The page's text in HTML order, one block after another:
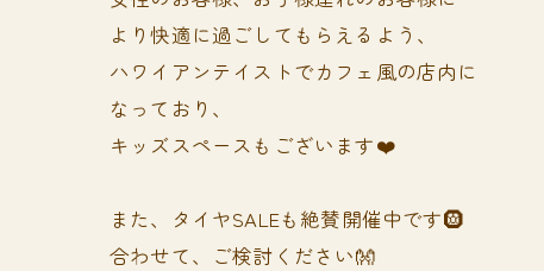
より快適に過ごしてもらえるよう、
ハワイアンテイストでカフェ風の店内に
なっており、
キッズスペースもございます❤️
また、タイヤSALEも絶賛開催中です🛞
合わせて、ご検討ください👐